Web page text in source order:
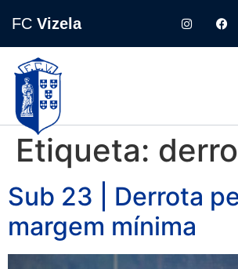
FC Vizela
Etiqueta:
Sub 23 | Derrota
margem mínima